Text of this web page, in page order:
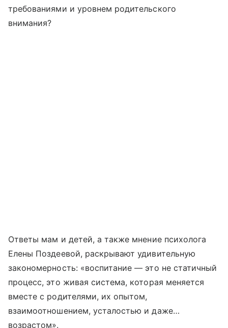
требованиями и уровнем родительского
внимания?
Ответы мам и детей, а также мнение психолога
Елены Поздеевой, раскрывают удивительную
закономерность: «воспитание — это не статичный
процесс, это живая система, которая меняется
вместе с родителями, их опытом,
взаимоотношением, усталостью и даже…
возрастом».